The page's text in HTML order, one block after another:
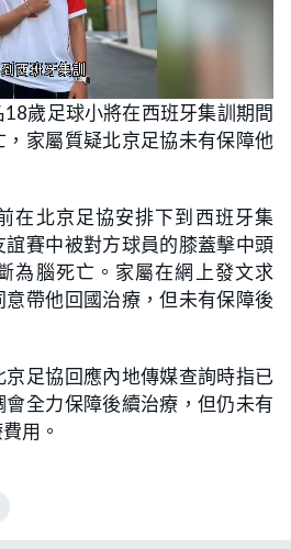
18歲足球小將在西班牙集訓期間
家屬質疑北京足協未有保障他
在北京足協安排下到西班牙集
賽中被對方球員的膝蓋擊中頭
為腦死亡。家屬在網上發文求
帶他回國治療，但未有保障後
足協回應內地傳媒查詢時指已
全力保障後續治療，但仍未有
用。